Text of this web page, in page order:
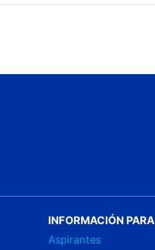
INFORMACIÓN PARA
Aspirantes